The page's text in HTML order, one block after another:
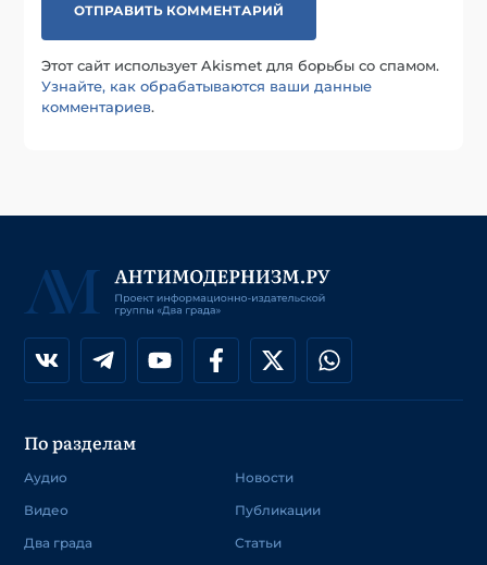
Этот сайт использует Akismet для борьбы со спамом.
Узнайте, как обрабатываются ваши данные
комментариев.
По разделам
Аудио
Видео
Два града
Новости
Публикации
Статьи